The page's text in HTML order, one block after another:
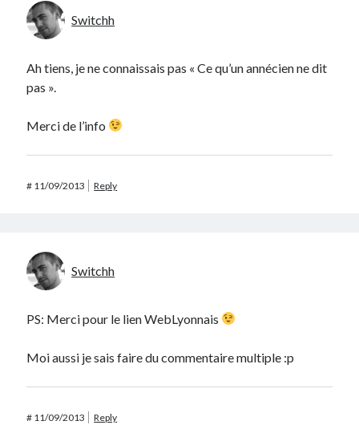
Switchh
Ah tiens, je ne connaissais pas « Ce qu’un annécien ne dit
pas ».
Merci de l’info
# 11/09/2013 Reply
Switchh
PS: Merci pour le lien WebLyonnais
Moi aussi je sais faire du commentaire multiple :p
# 11/09/2013 Reply